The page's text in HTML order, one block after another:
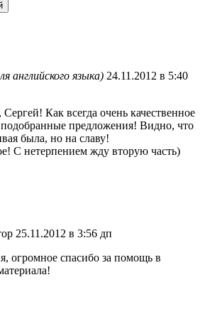
английского языка) 24.11.2012 в 5:40
Как всегда очень качественное
предложения! Видно, что
была, но на славу!
С нетерпением жду вторую часть)
25.11.2012 в 3:56 дп
огромное спасибо за помощь в